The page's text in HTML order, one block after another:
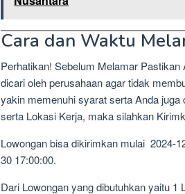
Cara dan Waktu
Perhatikan! Sebelum Melamar
dicari oleh perusahaan agar tidak
yakin memenuhi syarat serta Anda
serta Lokasi Kerja, maka silahkan
Lowongan bisa dikirimkan mulai 2024-
30 17:00:00.
Dari Lowongan yang dibutuhkan yaitu